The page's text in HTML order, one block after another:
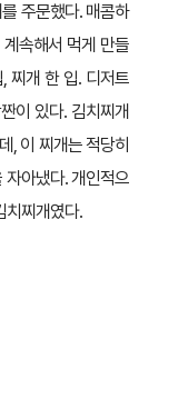
주문했다. 매콤하
속해서 먹게 만들
찌개 한 입. 디저트
이 있다. 김치찌개
, 이 찌개는 적당히
자아냈다. 개인적으
치찌개였다.